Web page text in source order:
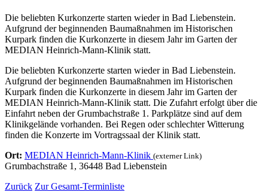
Die beliebten Kurkonzerte starten wieder in Bad Liebenstein.
Aufgrund der beginnenden Baumaßnahmen im Historischen
Kurpark finden die Kurkonzerte in diesem Jahr im Garten der
MEDIAN Heinrich-Mann-Klinik statt.
Die beliebten Kurkonzerte starten wieder in Bad Liebenstein.
Aufgrund der beginnenden Baumaßnahmen im Historischen
Kurpark finden die Kurkonzerte in diesem Jahr im Garten der
MEDIAN Heinrich-Mann-Klinik statt. Die Zufahrt erfolgt über die
Einfahrt neben der Grumbachstraße 1. Parkplätze sind auf dem
Klinikgelände vorhanden. Bei Regen oder schlechter Witterung
finden die Konzerte im Vortragssaal der Klinik statt.
Ort: MEDIAN Heinrich-Mann-Klinik (externer Link)
Grumbachstraße 1, 36448 Bad Liebenstein
Zurück Zur Gesamt-Terminliste